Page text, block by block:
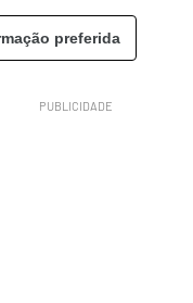
preferida